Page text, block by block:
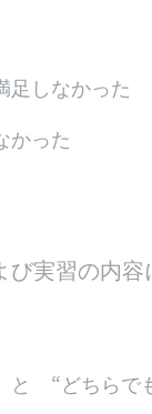
足しなかった
かった
び実習の内
と “どちら